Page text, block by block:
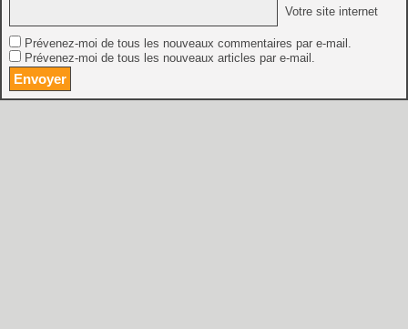
Votre site internet
Prévenez-moi de tous les nouveaux commentaires par e-mail.
Prévenez-moi de tous les nouveaux articles par e-mail.